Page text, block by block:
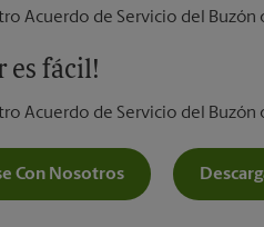
Acuerdo de Servicio del
es fácil!
Acuerdo de Servicio del
Con Nosotros